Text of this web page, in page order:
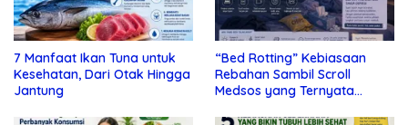
7 Manfaat Ikan Tuna untuk
Kesehatan, Dari Otak Hingga
Jantung
“Bed Rotting” Kebiasaan
Rebahan Sambil Scroll
Medsos yang Ternyata